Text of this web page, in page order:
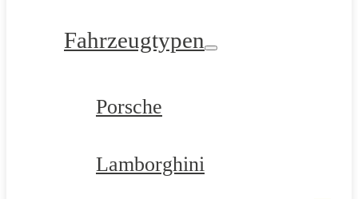
Fahrzeugtypen
Porsche
Lamborghini